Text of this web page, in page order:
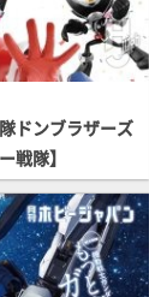
ドンブラザーズ
戦隊】